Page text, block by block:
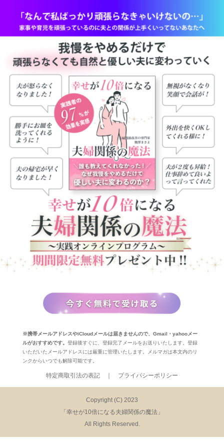
※携帯メールアドレスやiCloudメールは届きませんので、Gmail・yahooメー
ルがおすすめです。 登録後すぐに、登録完了メールをお送りいたします。登録
いただいたメールアドレスには厳重に管理いたします。メルマガは本文内のリ
ンクからいつでも解除可能です。
特定商取引法の表記 ｜ プライバシーポリシー
Copyright (C) 2023
「幸せが10倍になる夫婦関係の魔法」
All Rights Reserved.